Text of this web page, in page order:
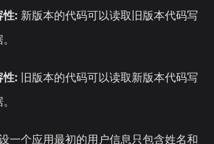
性: 新版本的代码可以读取旧版本代码写
性: 旧版本的代码可以读取新版本代码写
一个应用最初的用户信息只包含姓名和